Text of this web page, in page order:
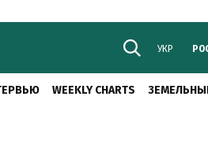
УКР
WEEKLY CHARTS